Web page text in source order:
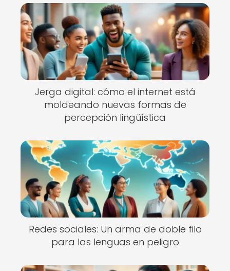
Jerga digital: cómo el internet está
moldeando nuevas formas de
percepción lingüística
Redes sociales: Un arma de doble filo
para las lenguas en peligro